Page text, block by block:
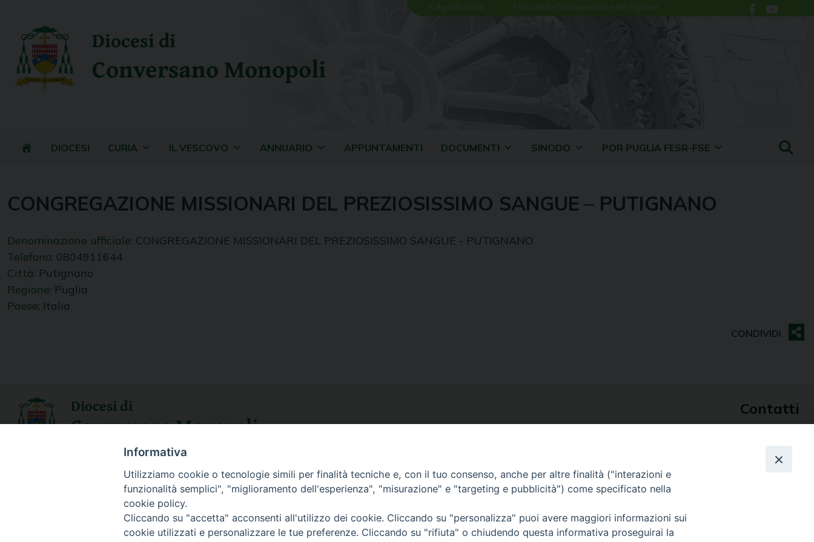
content
6 Agosto 2026 Festa della Trasfigurazione del Signore
Diocesi di
Conversano Monopoli
DIOCESI CURIA IL VESCOVO ANNUARIO APPUNTAMENTI DOCUMENTI SINODO POR PUGLIA FESR-FSE
CONGREGAZIONE MISSIONARI DEL PREZIOSISSIMO SANGUE – PUTIGNANO
Denominazione ufficiale: CONGREGAZIONE MISSIONARI DEL PREZIOSISSIMO SANGUE - PUTIGNANO
Telefono: 0804911644
Città: Putignano
Regione: Puglia
Paese: Italia
Diocesi di
Conversano Monopoli
Contatti
E-mail: curia@conversano.chiesacattolica.it
Copyright © diocesi di Conversano Monopoli
Informativa
Utilizziamo cookie o tecnologie simili per finalità tecniche e, con il tuo consenso, anche per altre finalità ("interazioni e
funzionalità semplici", "miglioramento dell'esperienza", "misurazione" e "targeting e pubblicità") come specificato nella
cookie policy.
Cliccando su "accetta" acconsenti all'utilizzo dei cookie. Cliccando su "personalizza" puoi avere maggiori informazioni sui
cookie utilizzati e personalizzare le tue preferenze. Cliccando su "rifiuta" o chiudendo questa informativa proseguirai la